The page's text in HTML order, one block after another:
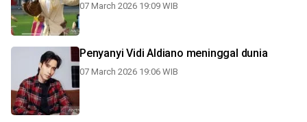
07 March 2026 19:09 WIB
Penyanyi Vidi Aldiano meninggal dunia
07 March 2026 19:06 WIB